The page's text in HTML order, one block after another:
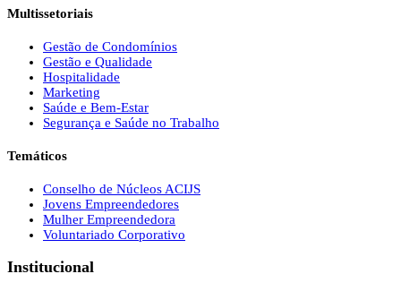
Multissetoriais
Gestão de Condomínios
Gestão e Qualidade
Hospitalidade
Marketing
Saúde e Bem-Estar
Segurança e Saúde no Trabalho
Temáticos
Conselho de Núcleos ACIJS
Jovens Empreendedores
Mulher Empreendedora
Voluntariado Corporativo
Institucional